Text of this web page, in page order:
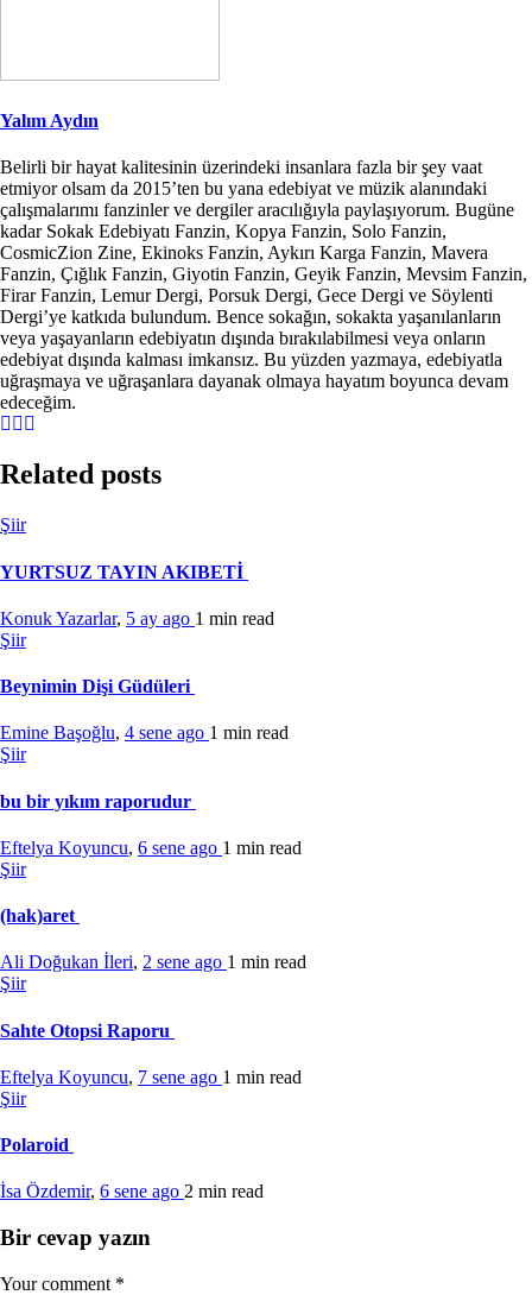
Yalım Aydın
Belirli bir hayat kalitesinin üzerindeki insanlara fazla bir şey vaat
etmiyor olsam da 2015’ten bu yana edebiyat ve müzik alanındaki
çalışmalarımı fanzinler ve dergiler aracılığıyla paylaşıyorum. Bugüne
kadar Sokak Edebiyatı Fanzin, Kopya Fanzin, Solo Fanzin,
CosmicZion Zine, Ekinoks Fanzin, Aykırı Karga Fanzin, Mavera
Fanzin, Çığlık Fanzin, Giyotin Fanzin, Geyik Fanzin, Mevsim Fanzin,
Firar Fanzin, Lemur Dergi, Porsuk Dergi, Gece Dergi ve Söylenti
Dergi’ye katkıda bulundum. Bence sokağın, sokakta yaşanılanların
veya yaşayanların edebiyatın dışında bırakılabilmesi veya onların
edebiyat dışında kalması imkansız. Bu yüzden yazmaya, edebiyatla
uğraşmaya ve uğraşanlara dayanak olmaya hayatım boyunca devam
edeceğim.
Related posts
Şiir
YURTSUZ TAYIN AKIBETİ
Konuk Yazarlar, 5 ay ago 1 min read
Şiir
Beynimin Dişi Güdüleri
Emine Başoğlu, 4 sene ago 1 min read
Şiir
bu bir yıkım raporudur
Eftelya Koyuncu, 6 sene ago 1 min read
Şiir
(hak)aret
Ali Doğukan İleri, 2 sene ago 1 min read
Şiir
Sahte Otopsi Raporu
Eftelya Koyuncu, 7 sene ago 1 min read
Şiir
Polaroid
İsa Özdemir, 6 sene ago 2 min read
Bir cevap yazın
Your comment *